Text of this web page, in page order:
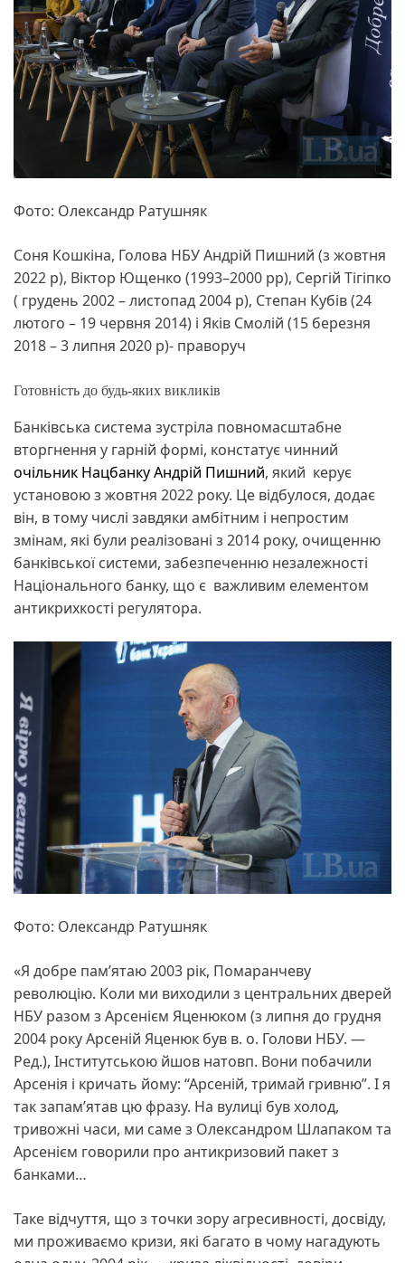
Фото: Олександр Ратушняк
Cоня Кошкіна, Голова НБУ Андрій Пишний (з жовтня
2022 р), Віктор Ющенко (1993–2000 рр), Сергій Тігіпко
( грудень 2002 – листопад 2004 р), Степан Кубів (24
лютого – 19 червня 2014) і Яків Смолій (15 березня
2018 – 3 липня 2020 р)- праворуч
Готовність до будь-яких викликів
Банківська система зустріла повномасштабне
вторгнення у гарній формі, констатує чинний
очільник Нацбанку Андрій Пишний, який керує
установою з жовтня 2022 року. Це відбулося, додає
він, в тому числі завдяки амбітним і непростим
змінам, які були реалізовані з 2014 року, очищенню
банківської системи, забезпеченню незалежності
Національного банку, що є важливим елементом
антикрихкості регулятора.
Фото: Олександр Ратушняк
«Я добре пам’ятаю 2003 рік, Помаранчеву
революцію. Коли ми виходили з центральних дверей
НБУ разом з Арсенієм Яценюком (з липня до грудня
2004 року Арсеній Яценюк був в. о. Голови НБУ. —
Ред.), Інститутською йшов натовп. Вони побачили
Арсенія і кричать йому: “Арсеній, тримай гривню”. І я
так запам’ятав цю фразу. На вулиці був холод,
тривожні часи, ми саме з Олександром Шлапаком та
Арсенієм говорили про антикризовий пакет з
банками…
Таке відчуття, що з точки зору агресивності, досвіду,
ми проживаємо кризи, які багато в чому нагадують